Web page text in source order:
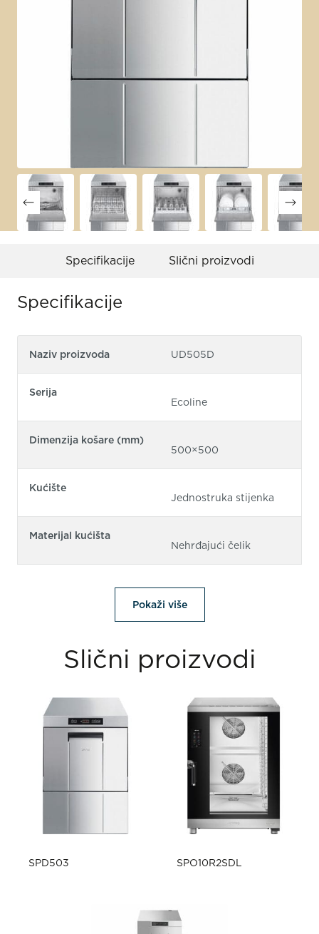
Specifikacije Slični proizvodi
Specifikacije
Naziv proizvoda UD505D
Serija
Ecoline
Dimenzija košare (mm)
500×500
Kućište
Jednostruka stijenka
Materijal kućišta
Nehrđajući čelik
Pokaži više
Slični proizvodi
SPD503 SPO10R2SDL